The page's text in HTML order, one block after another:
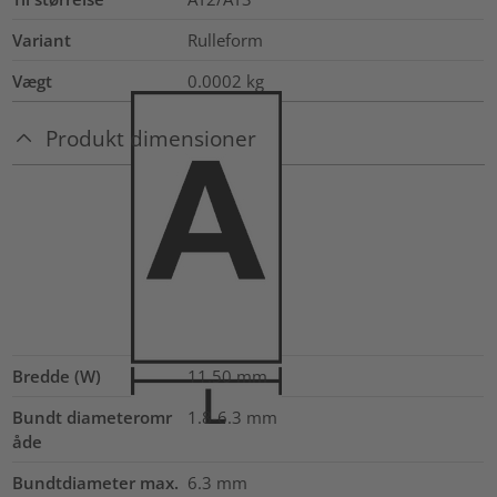
Variant
Rulleform
Vægt
0.0002 kg
Produkt dimensioner
Bredde (W) 11.50 mm
Bundt diameteromr
åde
1.8-6.3 mm
Bundtdiameter max. 6.3 mm